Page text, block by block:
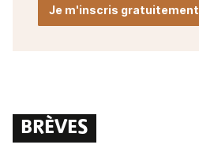
Je m'inscris gratuitement
BRÈVES